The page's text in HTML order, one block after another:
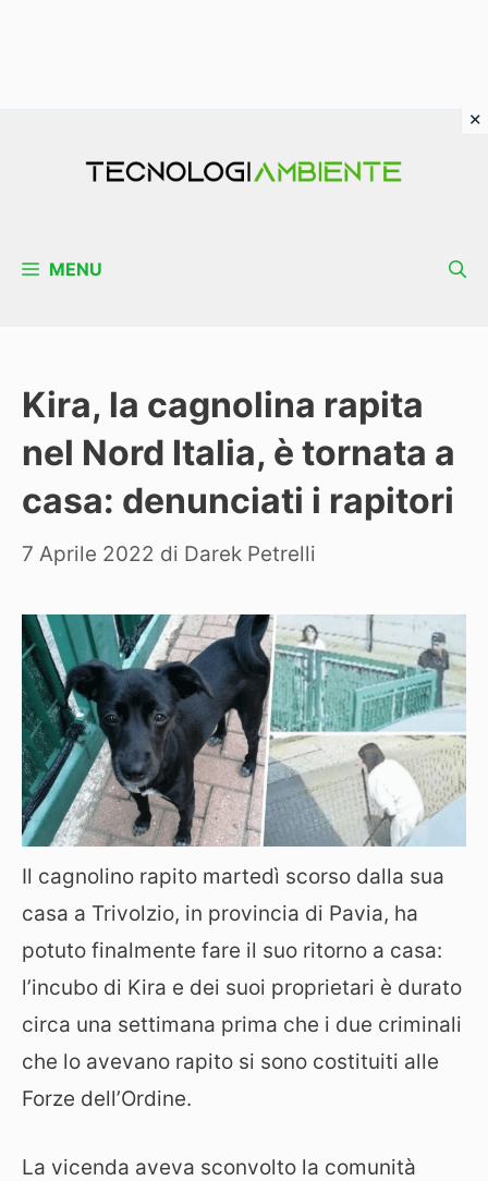
MENU
Kira, la cagnolina rapita
nel Nord Italia, è tornata a
casa: denunciati i rapitori
7 Aprile 2022 di Darek Petrelli
Il cagnolino rapito martedì scorso dalla sua
casa a Trivolzio, in provincia di Pavia, ha
potuto finalmente fare il suo ritorno a casa:
l’incubo di Kira e dei suoi proprietari è durato
circa una settimana prima che i due criminali
che lo avevano rapito si sono costituiti alle
Forze dell’Ordine.
La vicenda aveva sconvolto la comunità